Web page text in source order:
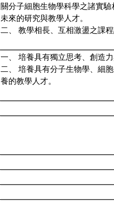
關分子細胞生物學科學之諸實
未來的研究與教學人才。
二、 教學相長、互相激盪之課
一、 培養具有獨立思考、創造
二、 培養具有分子生物學、細
養的教學人才。